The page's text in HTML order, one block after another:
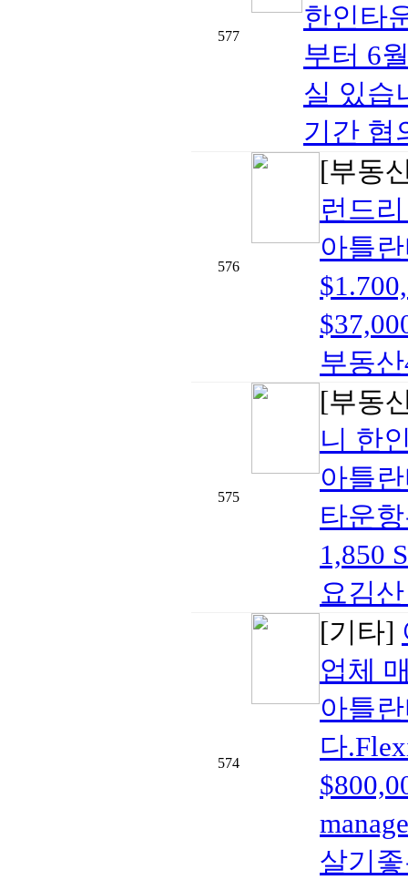
577
한인타
부터 6
실 있습
기간 협
576
[부동
런드
아틀
부동
575
[부동
니 한
아틀
타운
1,850
요김
574
[기타]
업체
아틀
다
살기